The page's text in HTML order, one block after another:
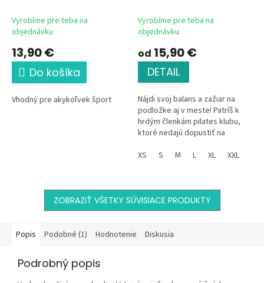
Vyrobíme pre teba na
objednávku
13,90 €
Do košíka
Vhodný pre akykoľvek šport
Vyrobíme pre teba na
objednávku
od 15,90 €
DETAIL
Nájdi svoj balans a zažiar na
podložke aj v meste! Patríš k
hrdým členkám pilates klubu,
ktoré nedajú dopustiť na
tela a dávku endorfínov? S...
XS S M L XL XXL
ZOBRAZIŤ VŠETKY SÚVISIACE PRODUKTY
Popis Podobné (1) Hodnotenie Diskusia
Podrobný popis